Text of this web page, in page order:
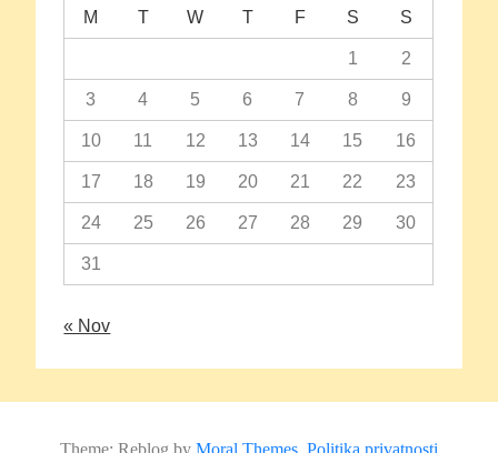
M T W T F S S
1 2
3 4 5 6 7 8 9
10 11 12 13 14 15 16
17 18 19 20 21 22 23
24 25 26 27 28 29 30
31
« Nov
Theme: Reblog by Moral Themes Politika privatnosti